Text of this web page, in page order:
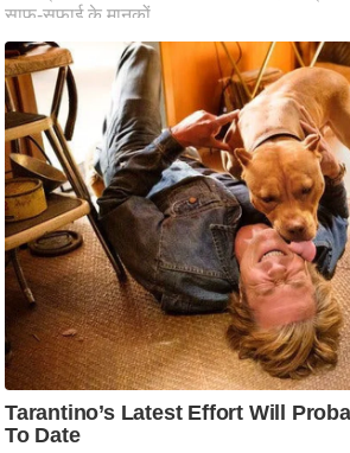
मा
तृ
भू
मि
स्तं
भ
ए
म
.
आ
र
आ
ई